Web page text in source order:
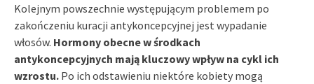
Kolejnym powszechnie występującym problemem po
zakończeniu kuracji antykoncepcyjnej jest wypadanie
włosów. Hormony obecne w środkach
antykoncepcyjnych mają kluczowy wpływ na cykl ich
wzrostu. Po ich odstawieniu niektóre kobiety mogą